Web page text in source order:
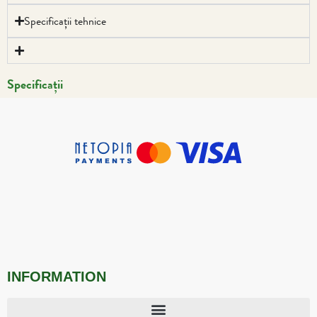
Specificații tehnice
Specificații
INFORMATION